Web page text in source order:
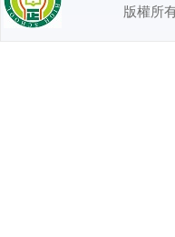
版權所